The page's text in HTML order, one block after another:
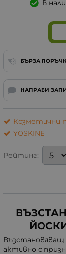
В
БЪРЗА
НАПРАВИ
Козметични
YOSKINE
Рейтинг:
Възстановяващ
активно с